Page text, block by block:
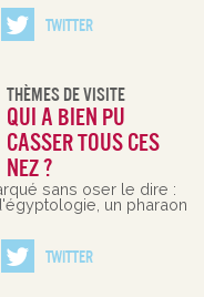
Twitter
Thèmes De Visite
Qui a bien pu
casser tous ces
nez ?
sans oser le dire :
un pharaon
Twitter